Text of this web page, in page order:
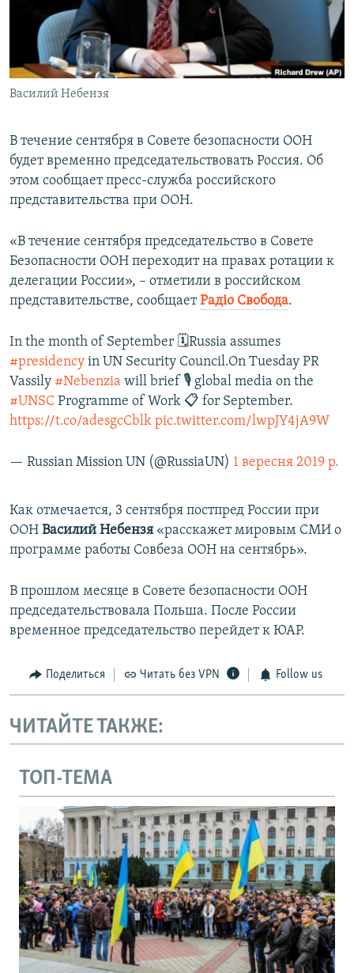
ПОБЕДИТЕЛЕЙ НЕ СУДЯТ?
КРЫМ.НЕПОКОРЕННЫЙ
ELIFBE
УКРАИНСКАЯ ПРОБЛЕМА КРЫМА
ПРИСОЕДИНЯЙТЕСЬ!
Василий Небензя
В течение сентября в Совете безопасности ООН
будет временно председательствовать Россия. Об
этом сообщает пресс-служба российского
представительства при ООН.
«В течение сентября председательство в Совете
Безопасности ООН переходит на правах ротации к
делегации России», – отметили в российском
представительстве, сообщаетРадіо Свобода.
In the month of September 🗓️Russia assumes
#presidency in UN Security Council.On Tuesday PR
Vassily #Nebenzia will brief 🎙️ global media on the
#UNSC Programme of Work 📋 for September.
https://t.co/adesgcCblk pic.twitter.com/lwpJY4jA9W
— Russian Mission UN (@RussiaUN) 1 вересня 2019 р.
Как отмечается, 3 сентября постпред России при
ООН Василий Небензя «расскажет мировым СМИ о
программе работы Совбеза ООН на сентябрь».
В прошлом месяце в Совете безопасности ООН
председательствовала Польша. После России
временное председательство перейдет к ЮАР.
Поделиться Читать без VPN Follow us
ЧИТАЙТЕ ТАКЖЕ:
ТОП-ТЕМА